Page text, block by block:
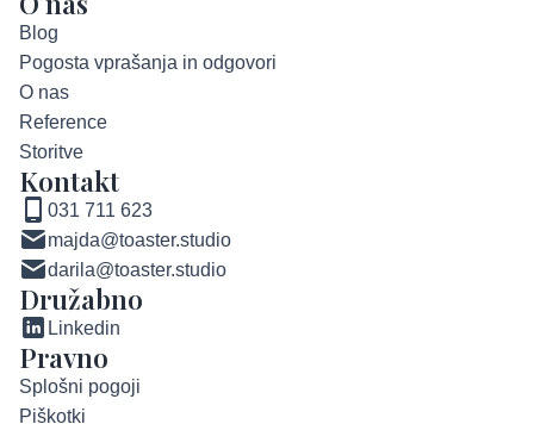
Blog
Pogosta vprašanja in odgovori
O nas
Reference
Storitve
Kontakt
031 711 623
majda@toaster.studio
darila@toaster.studio
Družabno
Linkedin
Pravno
Splošni pogoji
Piškotki